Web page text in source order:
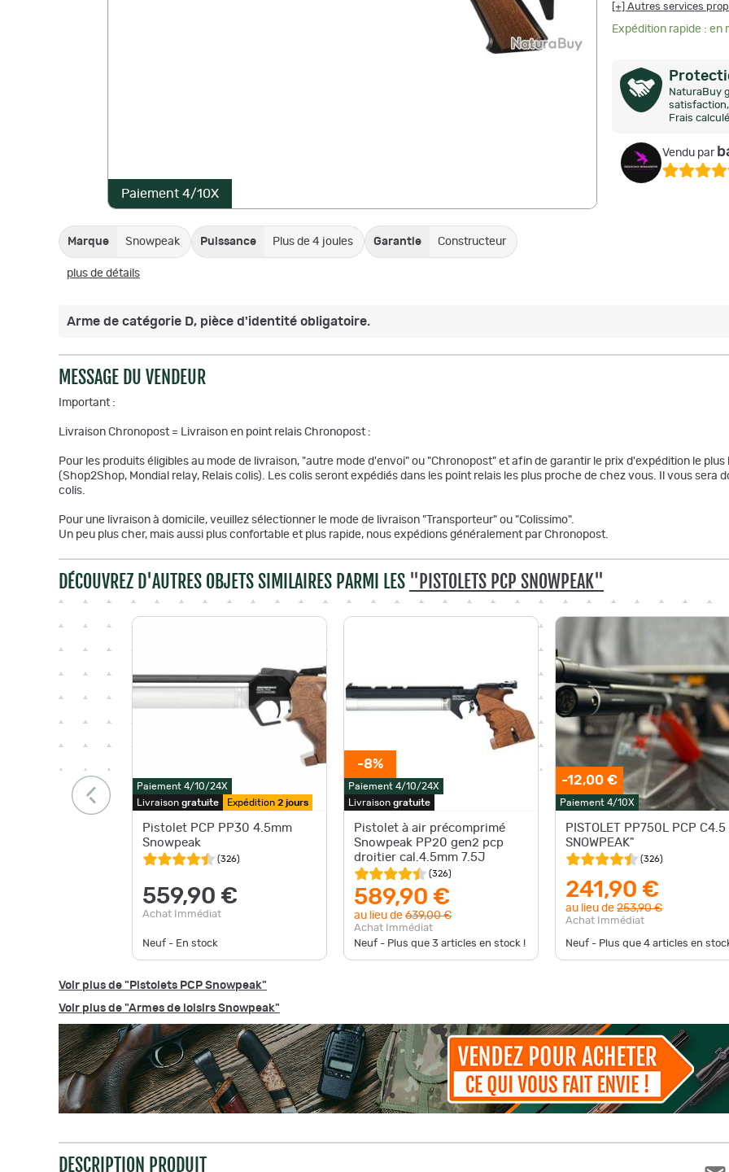
Paiement 4/10X
Marque Snowpeak Puissance Plus de 4 joules Garantie Constructeur
plus de détails
[+] Autres services
Expédition rapide : en
NaturaBuy
Frais
Vendu par
Arme de catégorie D, pièce d'identité obligatoire.
MESSAGE DU VENDEUR
Important :
Livraison Chronopost = Livraison en point relais Chronopost :
Pour les produits éligibles au mode de livraison, "autre mode d'envoi" ou "Chronopost" et afin de garantir le prix d'expédition le
(Shop2Shop, Mondial relay, Relais colis). Les colis seront expédiés dans les point relais les plus proche de chez vous. Il vous
colis.
Pour une livraison à domicile, veuillez sélectionner le mode de livraison "Transporteur" ou "Colissimo".
Un peu plus cher, mais aussi plus confortable et plus rapide, nous expédions généralement par Chronopost.
DÉCOUVREZ D'AUTRES OBJETS SIMILAIRES PARMI LES "PISTOLETS PCP SNOWPEAK"
Paiement 4/10/24X
Livraison gratuite Expédition 2 jours
Pistolet PCP PP30 4.5mm
Snowpeak
(326)
559,90 €
Achat Immédiat
Neuf - En stock
-8%
Paiement 4/10/24X
Livraison gratuite
Pistolet à air précomprimé
Snowpeak PP20 gen2 pcp
droitier cal.4.5mm 7.5J
(326)
589,90 €
au lieu de 639,00 €
Achat Immédiat
Neuf - Plus que 3 articles en stock !
-12,00 €
Paiement 4/10X
PISTOLET PP750L PCP C4.5
SNOWPEAK"
(326)
241,90 €
au lieu de 253,90 €
Achat Immédiat
Neuf - Plus que 4 articles en
Voir plus de "Pistolets PCP Snowpeak"
Voir plus de "Armes de loisirs Snowpeak"
DESCRIPTION PRODUIT